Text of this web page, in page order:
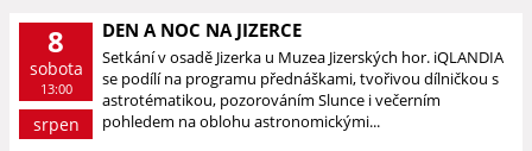
8
sobota
13:00
srpen
DEN A NOC NA JIZERCE
Setkání v osadě Jizerka u Muzea Jizerských hor. iQLANDIA
se podílí na programu přednáškami, tvořivou dílničkou s
astrotématikou, pozorováním Slunce i večerním
pohledem na oblohu astronomickými...